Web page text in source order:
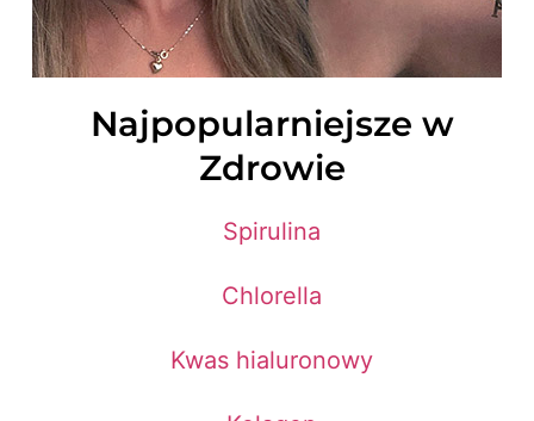
Najpopularniejsze w
Zdrowie
Spirulina
Chlorella
Kwas hialuronowy